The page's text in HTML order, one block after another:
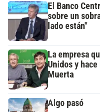
El Banco
sobre un
lado están"
La empresa
Unidos y
Muerta
Algo pasó